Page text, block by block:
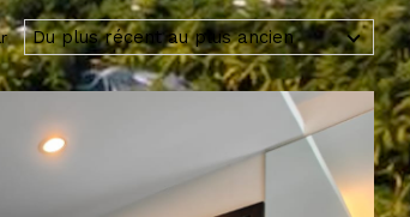
Du plus récent au plus ancien